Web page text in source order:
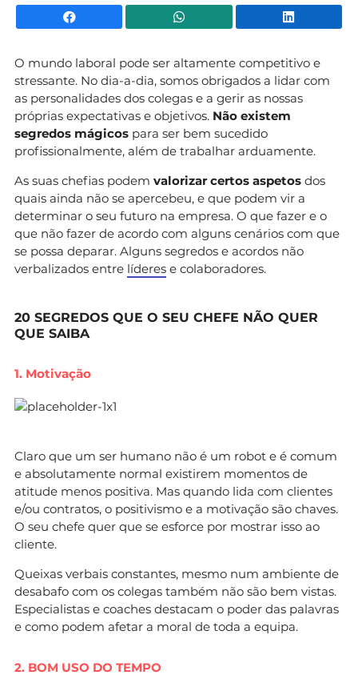
Facebook WhatsApp
O mundo laboral pode ser altamente competitivo e
stressante. No dia-a-dia, somos obrigados a lidar com
as personalidades dos colegas e a gerir as nossas
próprias expectativas e objetivos. Não existem
segredos mágicos para ser bem sucedido
profissionalmente, além de trabalhar arduamente.
As suas chefias podem valorizar certos aspetos dos
quais ainda não se apercebeu, e que podem vir a
determinar o seu futuro na empresa. O que fazer e o
que não fazer de acordo com alguns cenários com que
se possa deparar. Alguns segredos e acordos não
verbalizados entre líderes e colaboradores.
20 SEGREDOS QUE O SEU CHEFE NÃO QUER
QUE SAIBA
1. Motivação
Claro que um ser humano não é um robot e é comum
e absolutamente normal existirem momentos de
atitude menos positiva. Mas quando lida com clientes
e/ou contratos, o positivismo e a motivação são chaves.
O seu chefe quer que se esforce por mostrar isso ao
cliente.
Queixas verbais constantes, mesmo num ambiente de
desabafo com os colegas também não são bem vistas.
Especialistas e coaches destacam o poder das palavras
e como podem afetar a moral de toda a equipa.
2. BOM USO DO TEMPO